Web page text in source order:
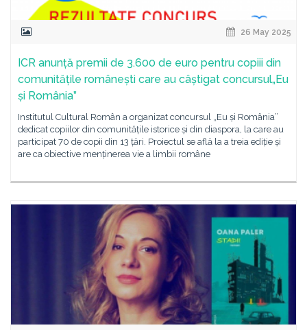
26 May 2025
ICR anunță premii de 3.600 de euro pentru copiii din
comunitățile românești care au câștigat concursul„Eu
și România”
Institutul Cultural Român a organizat concursul „Eu și România”
dedicat copiilor din comunitățile istorice și din diaspora, la care au
participat 70 de copii din 13 țări. Proiectul se află la a treia ediție și
are ca obiective menținerea vie a limbii române